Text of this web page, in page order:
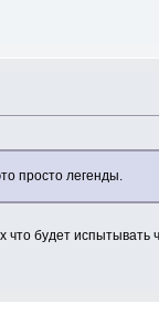
просто легенды.
что будет испытывать